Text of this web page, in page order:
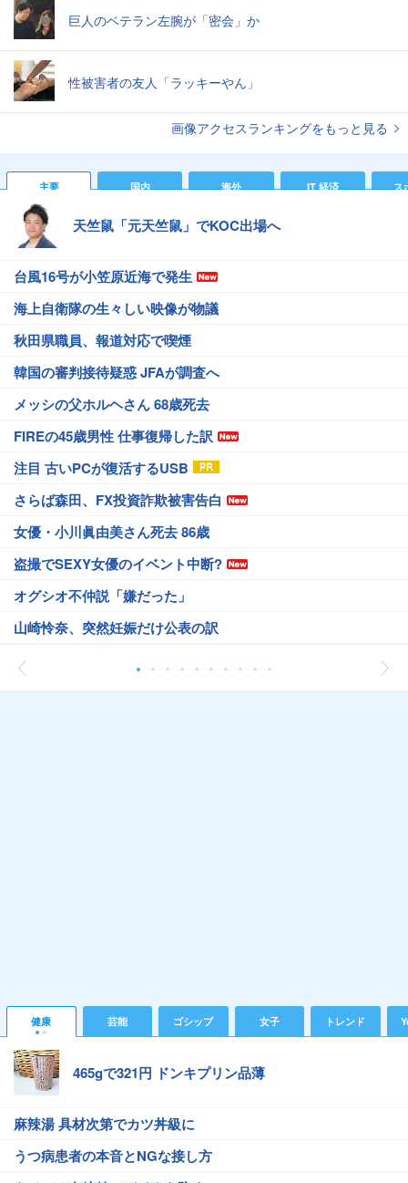
巨人のベテラン左腕が「密会」か
性被害者の友人「ラッキーやん」
画像アクセスランキングをもっと見る
主要 国内 海外 IT 経済 ス
天竺鼠「元天竺鼠」でKOC出場へ
台風16号が小笠原近海で発生
海上自衛隊の生々しい映像が物議
秋田県職員、報道対応で喫煙
韓国の審判接待疑惑 JFAが調査へ
メッシの父ホルヘさん 68歳死去
FIREの45歳男性 仕事復帰した訳
注目 古いPCが復活するUSB
さらば森田、FX投資詐欺被害告白
女優・小川眞由美さん死去 86歳
盗撮でSEXY女優のイベント中断?
オグシオ不仲説「嫌だった」
山崎怜奈、突然妊娠だけ公表の訳
健康 芸能 ゴシップ 女子 トレンド
465gで321円 ドンキプリン品薄
麻辣湯 具材次第でカツ丼級に
うつ病患者の本音とNGな接し方